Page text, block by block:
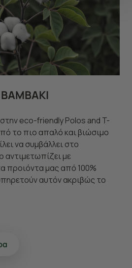
σας επιλέξτε το
πάσα στιγμή με ισχύ για το
να μάθετε περισσότερα
οποιαδήποτε στιγμή
(link)
ΒΑΜΒΑΚΙ
eco-friendly Polos and T-
το πιο απαλό και βιώσιμο
να συμβάλλει στο
αντιμετωπίζει με
προιόντα μας από 100%
αυτόν ακριβώς το